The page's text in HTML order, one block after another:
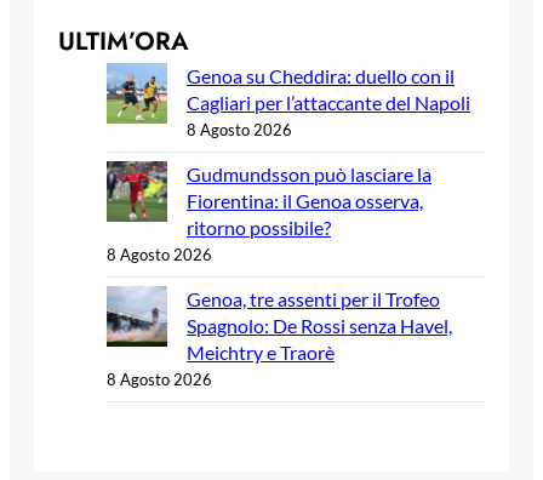
ULTIM’ORA
Genoa su Cheddira: duello con il
Cagliari per l’attaccante del Napoli
8 Agosto 2026
Gudmundsson può lasciare la
Fiorentina: il Genoa osserva,
ritorno possibile?
8 Agosto 2026
Genoa, tre assenti per il Trofeo
Spagnolo: De Rossi senza Havel,
Meichtry e Traorè
8 Agosto 2026